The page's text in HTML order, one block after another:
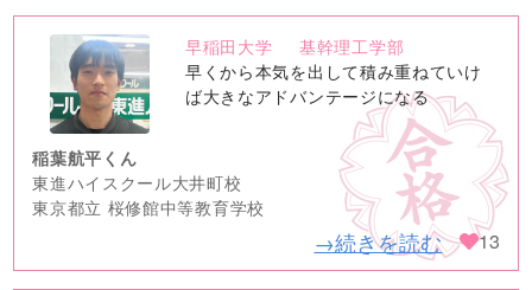
no
image
早稲田大学
基幹理工学部
早くから本気を出して積み重ねていけ
ば大きなアドバンテージになる
稲葉航平くん
東進ハイスクール大井町校
東京都立 桜修館中等教育学校
→続きを読む 13